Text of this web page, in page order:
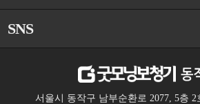
SNS
서울시 동작구 남부순환로 2077, 5층 2